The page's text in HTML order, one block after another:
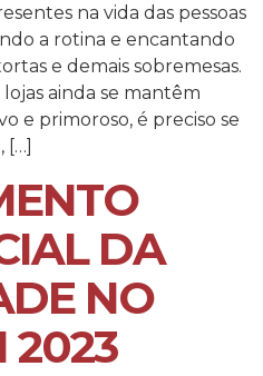
na vida das pessoas
a rotina e encantando
e demais sobremesas.
ainda se mantêm
e primoroso, é preciso se
[…]
DA
NO
2023